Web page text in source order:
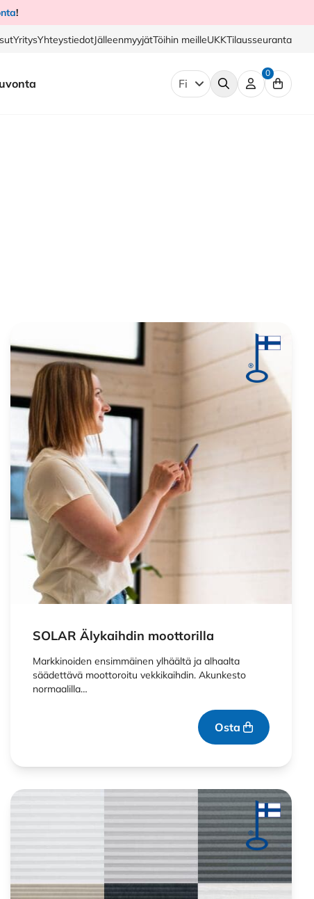
!
YritysYhteystiedotJälleenmyyjätTöihin meilleUKKTilausseuranta
Fi
0
SOLAR Älykaihdin moottorilla
Markkinoiden ensimmäinen ylhäältä ja alhaalta
säädettävä moottoroitu vekkikaihdin. Akunkesto
normaalilla…
Osta